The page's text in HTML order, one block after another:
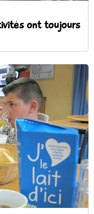
ont toujours